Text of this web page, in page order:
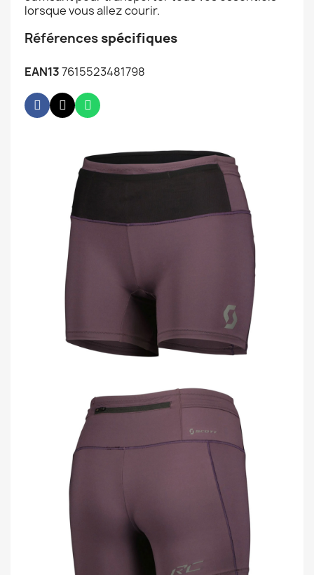
lorsque vous allez courir.
Références spécifiques
EAN137615523481798